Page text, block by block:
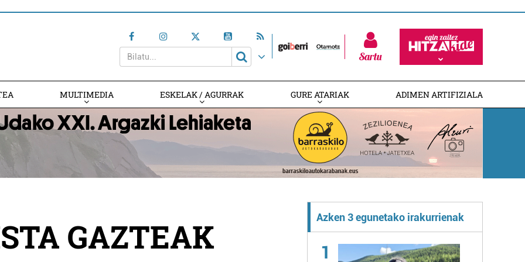
Sartu
MULTIMEDIA ESKELAK / AGURRAK GURE ATARIAK ADIMEN ARTIFIZIALA
GAZTEAK
Azken 3 egunetako irakurrienak
1